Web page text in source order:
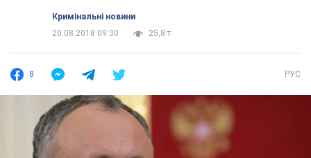
Кримінальні новини
20.08.2018 09:30
25,8 т.
8 РУС